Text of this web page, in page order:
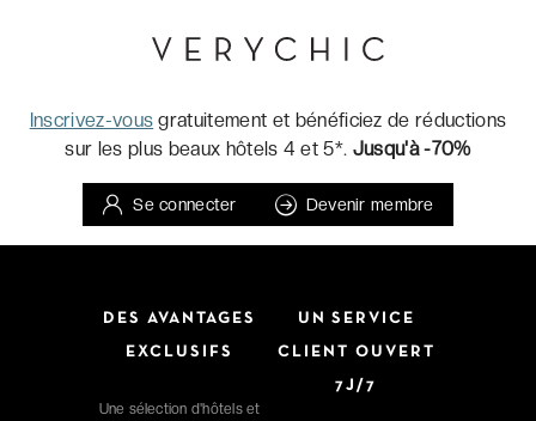
Inscrivez-vous gratuitement et bénéficiez de réductions
sur les plus beaux hôtels 4 et 5*. Jusqu'à -70%
Se connecter Devenir membre
DES AVANTAGES
EXCLUSIFS
Une sélection d'hôtels et
UN SERVICE
CLIENT OUVERT
7J/7